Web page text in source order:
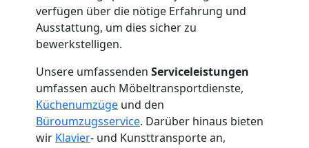
verfügen über die nötige Erfahrung und
Ausstattung, um dies sicher zu
bewerkstelligen.
Unsere umfassenden Serviceleistungen
umfassen auch Möbeltransportdienste,
Küchenumzüge und den
Büroumzugsservice. Darüber hinaus bieten
wir Klavier- und Kunsttransporte an,
Kunsttransport
Wolfsberg
Umzug
Wolfsberg